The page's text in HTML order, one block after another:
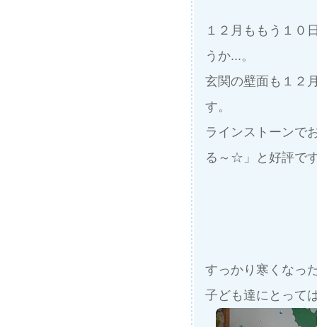
１２月ももう１０
うか...。
玄関の壁面も１２
す。
ラインストーンで
る～☆」と好評で
すっかり寒くなっ
子ども達にとって